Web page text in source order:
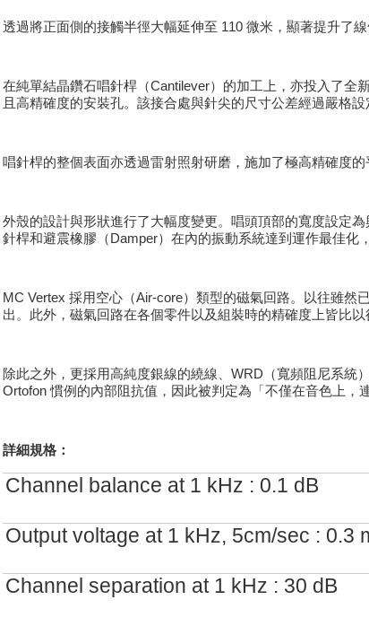
透過將正面側的接觸半徑大幅延伸至 110 微米，顯著提升了
在純單結晶鑽石唱針桿（Cantilever）的加工上，亦投入了
且高精確度的安裝孔。該接合處與針尖的尺寸公差經過嚴格
唱針桿的整個表面亦透過雷射照射研磨，施加了極高精確度
外殼的設計與形狀進行了大幅度變更。唱頭頂部的寬度設定
針桿和避震橡膠（Damper）在內的振動系統達到運作最佳化
MC Vertex 採用空心（Air-core）類型的磁氣回路。以往雖然
出。此外，磁氣回路在各個零件以及組裝時的精確度上皆比
除此之外，更採用高純度銀線的繞線、WRD（寬頻阻尼系統
Ortofon 慣例的內部阻抗值，因此被判定為「不僅在音色上，
詳細規格：
Channel balance at 1 kHz : 0.1 dB
Output voltage at 1 kHz, 5cm/sec : 0.3
Channel separation at 1 kHz : 30 dB